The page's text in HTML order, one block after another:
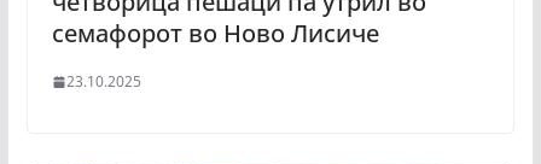
семафорот во Ново Лисиче
23.10.2025